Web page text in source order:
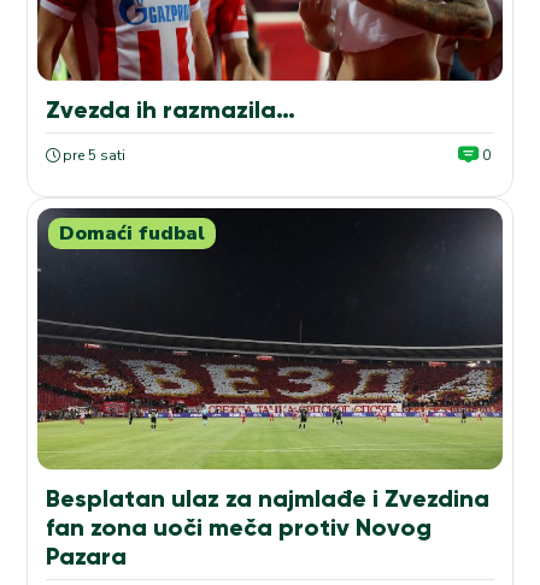
Zvezda ih razmazila…
pre 5 sati 0
Domaći fudbal
Besplatan ulaz za najmlađe i Zvezdina
fan zona uoči meča protiv Novog
Pazara